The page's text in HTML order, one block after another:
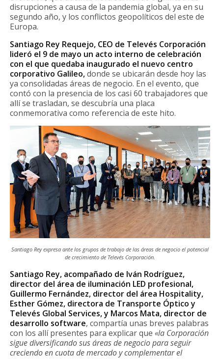
disrupciones a causa de la pandemia global, ya en su
segundo año, y los conflictos geopolíticos del este de
Europa.
Santiago Rey Requejo, CEO de Televés Corporación
lideró el 9 de mayo un acto interno de celebración
con el que quedaba inaugurado el nuevo centro
corporativo Galileo,donde se ubicarán desde hoy las
ya consolidadas áreas de negocio. En el evento, que
contó con la presencia de los casi 60 trabajadores que
allí se trasladan, se descubría una placa
conmemorativa como referencia de este hito.
Santiago Rey expresa ante los grupos de trabajo de las áreas de negocio el potencial
de crecimiento de Televés Corporación.
Santiago Rey, acompañado de Iván Rodríguez,
director del área de iluminación LED profesional,
Guillermo Fernández, director del área Hospitality,
Esther Gómez, directora de Transporte Óptico y
Televés Global Services, y Marcos Mata, director de
desarrollo software, compartía unas breves palabras
con los allí presentes para explicar que «la Corporación
sigue diversificando sus áreas de negocio para seguir
creciendo en cuota de mercado y complementar el